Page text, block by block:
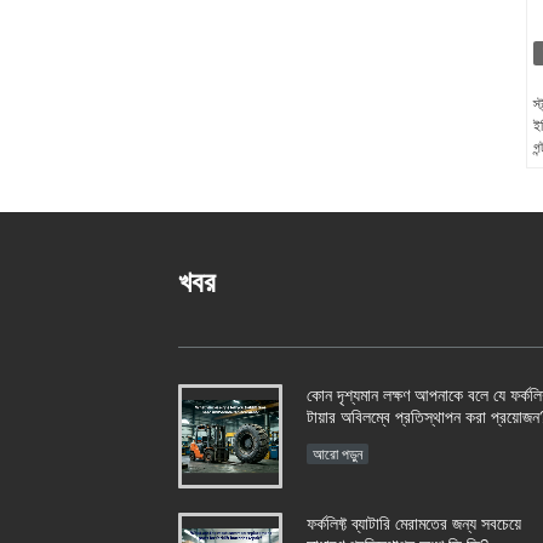
খবর
কোন দৃশ্যমান লক্ষণ আপনাকে বলে যে
টায়ার অবিলম্বে প্রতিস্থাপন করা
আরো পড়ুন
ফর্কলিফ্ট ব্যাটারি মেরামতের জন্য সবচেয়ে